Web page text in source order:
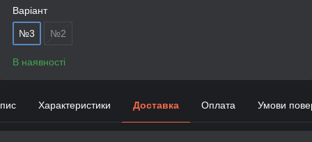
Варіант
№3 №2
В наявності
Характеристики Доставка Оплата Умови